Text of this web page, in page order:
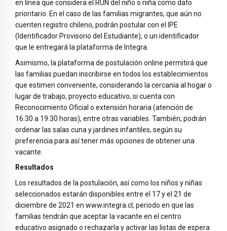
en línea que considera el RUN del niño o niña como dato
prioritario. En el caso de las familias migrantes, que aún no
cuenten registro chileno, podrán postular con el IPE
(Identificador Provisorio del Estudiante), o un identificador
que le entregará la plataforma de Integra.
Asimismo, la plataforma de postulación online permitirá que
las familias puedan inscribirse en todos los establecimientos
que estimen conveniente, considerando la cercanía al hogar o
lugar de trabajo, proyecto educativo, si cuenta con
Reconocimiento Oficial o extensión horaria (atención de
16:30 a 19:30 horas), entre otras variables. También, podrán
ordenar las salas cuna y jardines infantiles, según su
preferencia para así tener más opciones de obtener una
vacante.
Resultados
Los resultados de la postulación, así como los niños y niñas
seleccionados estarán disponibles entre el 17 y el 21 de
diciembre de 2021 en www.integra.cl, periodo en que las
familias tendrán que aceptar la vacante en el centro
educativo asignado o rechazarla y activar las listas de espera